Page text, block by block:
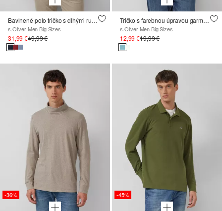
Bavlnené polo tričko s dlhými rukávmi a manžetami
s.Oliver Men Big Sizes
31,99 €49,99 €
Tričko s farebnou úpravou garment dye
s.Oliver Men Big Sizes
12,99 €19,99 €
-36% -45%